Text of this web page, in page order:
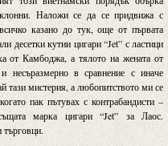
Наложи се да се придвижа с
казано до тук, още от първата
десетки кутии цигари “Jet” с ластици
от Камбоджа, а тялото на жената от
несъразмерно в сравнение с иначе
тази мистерия, а любопитството ми се
пак пътувах с контрабандисти –
марка цигари “Jet” за Лаос.
търговци.